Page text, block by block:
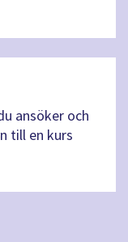
ansöker och
till en kurs